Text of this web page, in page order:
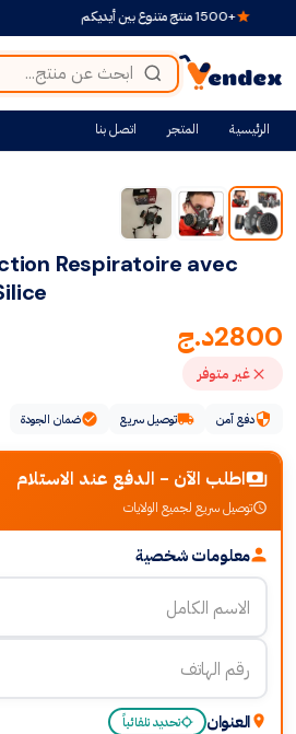
الرئيسية المتجر اتصل بنا
Respiratoire avec
2800د.ج
غير متوفر
دفع آمن توصيل سريع ضمان الجودة
اطلب الآن - الدفع عند الاستلام
توصيل سريع لجميع الولايات
معلومات شخصية
العنوان تحديد تلقائياً